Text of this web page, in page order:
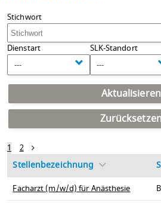
Stichwort
Dienstart
---
SLK-Standort
---
Aktualisieren
1
2
Stellenbezeichnung
Facharzt (m/w/d) für Anästhesie